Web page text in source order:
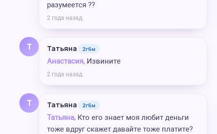
разумеется ??
2 года назад
Т Татьяна 2г6м
Анастасия, Извините
2 года назад
Т Татьяна 2г6м
Татьяна, Кто его знает моя любит деньги
тоже вдруг скажет давайте тоже платите?